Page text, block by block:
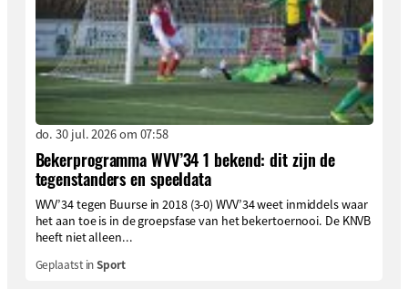
do. 30 jul. 2026 om 07:58
Bekerprogramma WVV’34 1 bekend: dit zijn de
tegenstanders en speeldata
WVV’34 tegen Buurse in 2018 (3-0) WVV’34 weet inmiddels waar
het aan toe is in de groepsfase van het bekertoernooi. De KNVB
heeft niet alleen...
Geplaatst inSport